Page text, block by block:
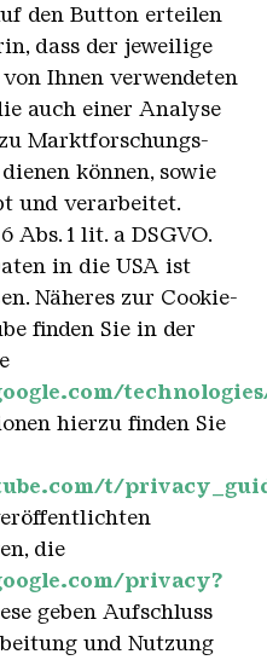
den Button erteilen
dass der jeweilige
Ihnen verwendeten
auch einer Analyse
Marktforschungs-
können, sowie
und verarbeitet.
Abs. 1 lit. a DSGVO.
in die USA ist
Näheres zur Cookie-
finden Sie in der
hierzu finden Sie
t/
die
privacy?
geben Aufschluss
und Nutzung